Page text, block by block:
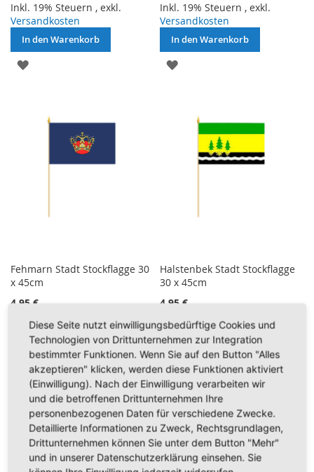
Inkl. 19% Steuern , exkl.
Versandkosten
In den Warenkorb
ZUR
HINZUFÜGEN
Inkl. 19% Steuern ,exkl.
Versandkosten
In den Warenkorb
ZUR
HINZUFÜGEN
Fehmarn Stadt Stockflagge 30
x 45cm
4,95 €
Inkl. 19% Steuern
exkl.
Versandkosten
In den Warenkorb
ZUR
WUNSCHLISTE
HINZUFÜGEN
Halstenbek Stadt Stockflagge
30 x 45cm
4,95 €
Inkl. 19% Steuern ,exkl.
Versandkosten
In den Warenkorb
ZUR
WUNSCHLISTE
HINZUFÜGEN
Diese Seite nutzt einwilligungsbedürftige Cookies und
Technologien von Drittunternehmen zur Integration
bestimmter Funktionen. Wenn Sie auf den Button "Alles
akzeptieren" klicken, werden diese Funktionen aktiviert
(Einwilligung). Nach der Einwilligung verarbeiten wir
und die betroffenen Drittunternehmen Ihre
personenbezogenen Daten für verschiedene Zwecke.
Detaillierte Informationen zu Zweck, Rechtsgrundlagen,
Drittunternehmen können Sie unter dem Button "Mehr"
und in unserer Datenschutzerklärung einsehen. Sie